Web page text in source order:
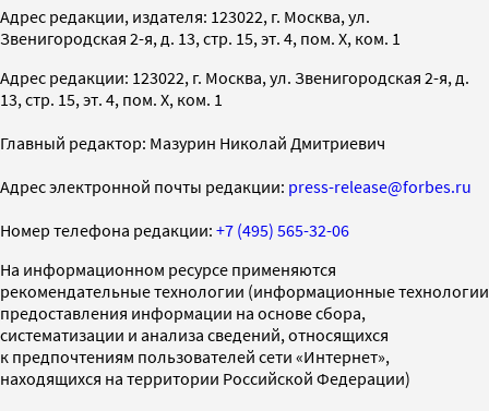
Адрес редакции, издателя: 123022, г. Москва, ул.
Звенигородская 2-я, д. 13, стр. 15, эт. 4, пом. X, ком. 1
Адрес редакции: 123022, г. Москва, ул. Звенигородская 2-я, д.
13, стр. 15, эт. 4, пом. X, ком. 1
Главный редактор: Мазурин Николай Дмитриевич
Адрес электронной почты редакции: press-release@forbes.ru
Номер телефона редакции: +7 (495) 565-32-06
На информационном ресурсе применяются
рекомендательные технологии (информационные технологии
предоставления информации на основе сбора,
систематизации и анализа сведений, относящихся
к предпочтениям пользователей сети «Интернет»,
находящихся на территории Российской Федерации)